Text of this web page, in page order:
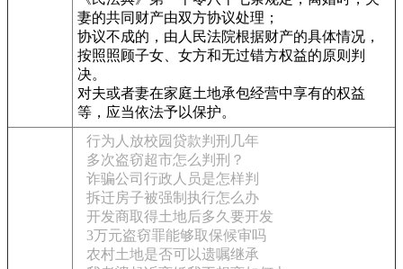
妻的共同财产由双方协议处理；
协议不成的，由人民法院根据财产的具体情况，
按照照顾子女、女方和无过错方权益的原则判
决。
对夫或者妻在家庭土地承包经营中享有的权益
等，应当依法予以保护。
行为人放校园贷款判刑几年
多次盗窃超市怎么判刑？
诈骗公司行政人员是怎样判
拆迁房子被强制执行怎么办
开发商取得土地后多久要开发
3万元盗窃罪能够取保候审吗
农村土地是否可以遗嘱继承